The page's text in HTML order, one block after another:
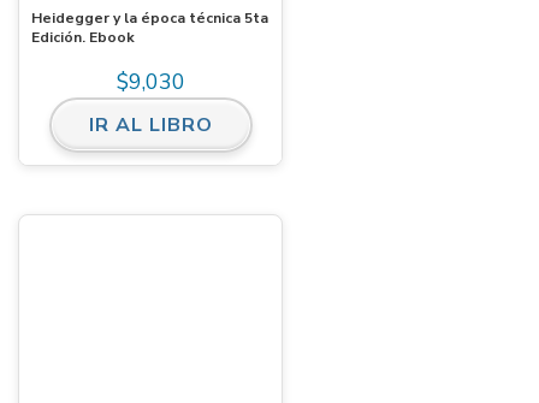
Heidegger y la época técnica 5ta
Edición. Ebook
$9,030
IR AL LIBRO